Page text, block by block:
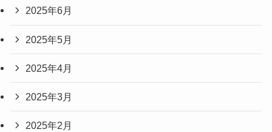
2025年6月
2025年5月
2025年4月
2025年3月
2025年2月